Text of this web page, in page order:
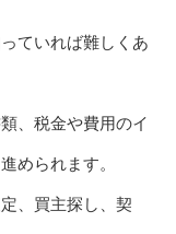
ていれば難しくあ
、税金や費用のイ
められます。
、買主探し、契